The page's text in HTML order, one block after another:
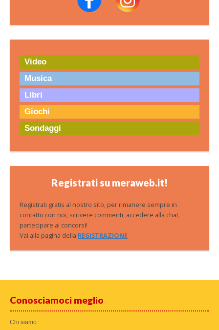
Video
Musica
Libri
Giochi
Sondaggi
Registrati su meraweb.it!
Registrati gratis al nostro sito, per rimanere sempre in
contatto con noi, scrivere commenti, accedere alla chat,
partecipare ai concorsi!
Vai alla pagina della REGISTRAZIONE
Conosciamoci meglio
Chi siamo